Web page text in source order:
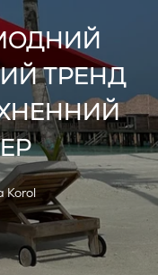
ТРЕНД
Korol